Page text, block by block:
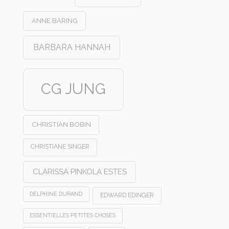
ANNE BARING
BARBARA HANNAH
CG JUNG
CHRISTIAN BOBIN
CHRISTIANE SINGER
CLARISSA PINKOLA ESTES
DELPHINE DURAND EDWARD EDINGER
ESSENTIELLES PETITES CHOSES